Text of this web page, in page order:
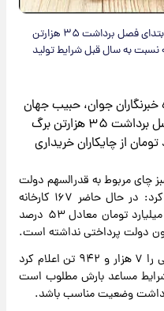
رئیس سازمان چای گفت: براساس آمار از ابتدای فصل برداشت ۳۵ هزارتن
نسبت به سال قبل شرایط تولید
خبرنگاران جوان، حبیب جهان
ساز افزود: براساس آمار از ابتدای فصل برداشت ۳۵ هزارتن برگ
هزار و ۴۷۰ میلیارد تومان از چایکاران خریداری
بهای برگ سبز چای مربوط به قدرالسهم دولت
و ۷۵ درصد کارخانجات است، اظهار کرد: در حال حاضر ۱۶۷ کارخانه
مشغول خرید هستند که تاکنون ۵۸۰ میلیارد تومان معادل ۵۳ درصد
دولت پرداختی نداشته است.
جهان ساز میزان تولید چای خشک فعلی را ۷ هزار و ۹۴۲ تن اعلام کرد
مساعد بارش مطلوب است
وضعیت مناسب باشد.